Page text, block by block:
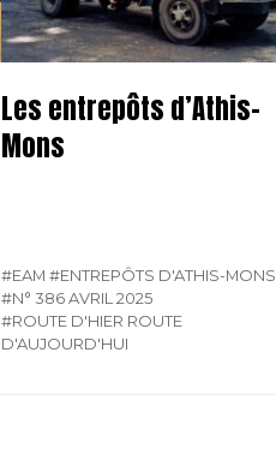
Les entrepôts d’Athis-
Mons
#EAM #ENTREPÔTS D'ATHIS-MONS
#N° 386 AVRIL 2025
#ROUTE D'HIER ROUTE
D'AUJOURD'HUI